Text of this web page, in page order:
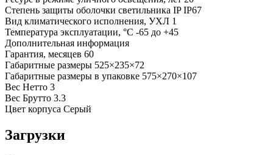
Степень защиты оболочки светильника IP IP67
Вид климатического исполнения, УХЛ 1
Температура эксплуатации, °С -65 до +45
Дополнительная информация
Гарантия, месяцев 60
Габаритные размеры 525×235×72
Габаритные размеры в упаковке 575×270×107
Вес Нетто 3
Вес Брутто 3.3
Цвет корпуса Серый
Загрузки